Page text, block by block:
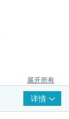
展开所有
详情